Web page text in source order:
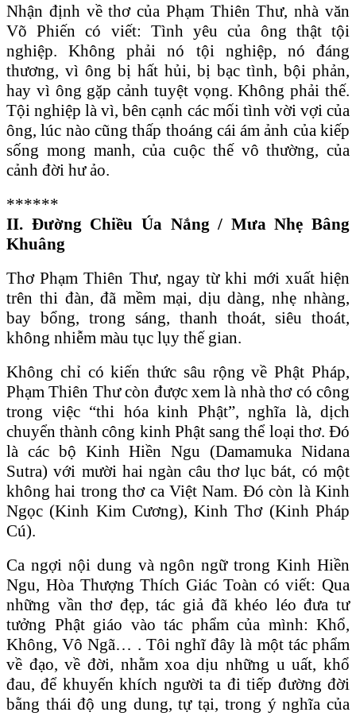
Nhận định về thơ của Phạm Thiên Thư, nhà văn
Võ Phiến có viết: Tình yêu của ông thật tội
nghiệp. Không phải nó tội nghiệp, nó đáng
thương, vì ông bị hất hủi, bị bạc tình, bội phản,
hay vì ông gặp cảnh tuyệt vọng. Không phải thế.
Tội nghiệp là vì, bên cạnh các mối tình vời vợi của
ông, lúc nào cũng thấp thoáng cái ám ảnh của kiếp
sống mong manh, của cuộc thế vô thường, của
cảnh đời hư ảo.
******
II. Đường Chiều Úa Nắng / Mưa Nhẹ Bâng
Khuâng
Thơ Phạm Thiên Thư, ngay từ khi mới xuất hiện
trên thi đàn, đã mềm mại, dịu dàng, nhẹ nhàng,
bay bổng, trong sáng, thanh thoát, siêu thoát,
không nhiễm màu tục lụy thế gian.
Không chỉ có kiến thức sâu rộng về Phật Pháp,
Phạm Thiên Thư còn được xem là nhà thơ có công
trong việc “thi hóa kinh Phật”, nghĩa là, dịch
chuyển thành công kinh Phật sang thể loại thơ. Đó
là các bộ Kinh Hiền Ngu (Damamuka Nidana
Sutra) với mười hai ngàn câu thơ lục bát, có một
không hai trong thơ ca Việt Nam. Đó còn là Kinh
Ngọc (Kinh Kim Cương), Kinh Thơ (Kinh Pháp
Cú).
Ca ngợi nội dung và ngôn ngữ trong Kinh Hiền
Ngu, Hòa Thượng Thích Giác Toàn có viết: Qua
những vần thơ đẹp, tác giả đã khéo léo đưa tư
tưởng Phật giáo vào tác phẩm của mình: Khổ,
Không, Vô Ngã… . Tôi nghĩ đây là một tác phẩm
về đạo, về đời, nhằm xoa dịu những u uất, khổ
đau, để khuyến khích người ta đi tiếp đường đời
bằng thái độ ung dung, tự tại, trong ý nghĩa của